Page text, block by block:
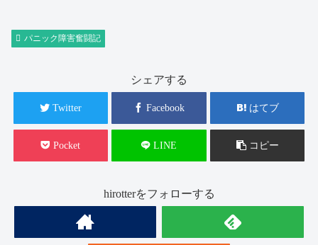
パニック障害奮闘記
シェアする
Twitter Facebook はてブ
Pocket LINE コピー
hirotterをフォローする